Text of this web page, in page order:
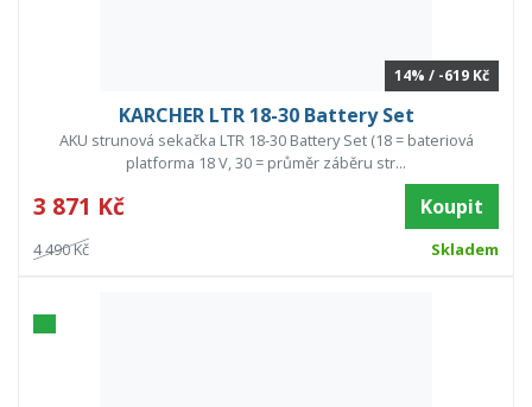
14% / -619 Kč
KARCHER LTR 18-30 Battery Set
AKU strunová sekačka LTR 18-30 Battery Set (18 = bateriová
platforma 18 V, 30 = průměr záběru str...
3 871 Kč Koupit
4 490 Kč Skladem